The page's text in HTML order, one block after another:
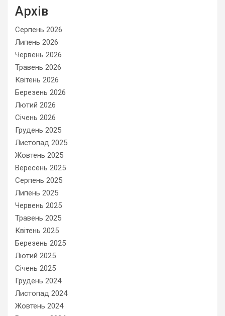
Архів
Серпень 2026
Липень 2026
Червень 2026
Травень 2026
Квітень 2026
Березень 2026
Лютий 2026
Січень 2026
Грудень 2025
Листопад 2025
Жовтень 2025
Вересень 2025
Серпень 2025
Липень 2025
Червень 2025
Травень 2025
Квітень 2025
Березень 2025
Лютий 2025
Січень 2025
Грудень 2024
Листопад 2024
Жовтень 2024